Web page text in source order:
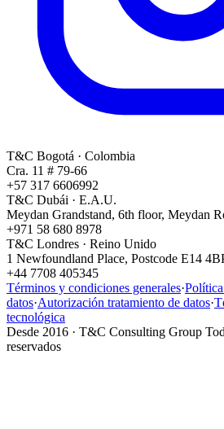
T&C Bogotá · Colombia
Cra. 11 # 79-66
+57 317 6606992
T&C Dubái · E.A.U.
Meydan Grandstand, 6th floor, Meydan
+971 58 680 8978
T&C Londres · Reino Unido
1 Newfoundland Place, Postcode E14
+44 7708 405345
Términos y condiciones generales·
datos·Autorización tratamiento de datos·
tecnológica
Desde 2016 · T&C Consulting Group
reservados